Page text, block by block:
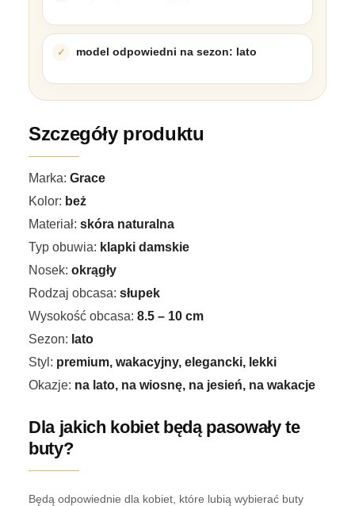
model odpowiedni na sezon: lato
Szczegóły produktu
Marka: Grace
Kolor: beż
Materiał: skóra naturalna
Typ obuwia: klapki damskie
Nosek: okrągły
Rodzaj obcasa: słupek
Wysokość obcasa: 8.5 – 10 cm
Sezon: lato
Styl: premium, wakacyjny, elegancki, lekki
Okazje: na lato, na wiosnę, na jesień, na wakacje
Dla jakich kobiet będą pasowały te
buty?
Będą odpowiednie dla kobiet, które lubią wybierać buty